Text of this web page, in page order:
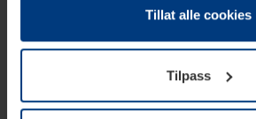
datamaskin, hvis disse er absolutt
trenger vi din tillatelse. Du kan når
tilbakekalle ditt samtykke i
informasjonskapselen på siden
Tillat alle cookies
Tilpass